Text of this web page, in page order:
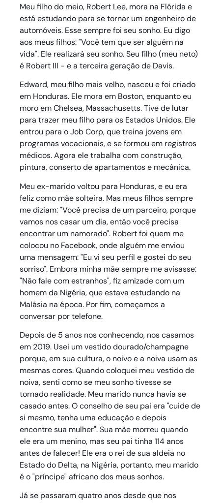
Meu filho do meio, Robert Lee, mora na Flórida e
está estudando para se tornar um engenheiro de
automóveis. Esse sempre foi seu sonho. Eu digo
aos meus filhos: "Você tem que ser alguém na
vida". Ele realizará seu sonho. Seu filho (meu neto)
é Robert III - e a terceira geração de Davis.
Edward, meu filho mais velho, nasceu e foi criado
em Honduras. Ele mora em Boston, enquanto eu
moro em Chelsea, Massachusetts. Tive de lutar
para trazer meu filho para os Estados Unidos. Ele
entrou para o Job Corp, que treina jovens em
programas vocacionais, e se formou em registros
médicos. Agora ele trabalha com construção,
pintura, conserto de apartamentos e mecânica.
Meu ex-marido voltou para Honduras, e eu era
feliz como mãe solteira. Mas meus filhos sempre
me diziam: "Você precisa de um parceiro, porque
vamos nos casar um dia, então você precisa
encontrar um namorado". Robert foi quem me
colocou no Facebook, onde alguém me enviou
uma mensagem: "Eu vi seu perfil e gostei do seu
sorriso". Embora minha mãe sempre me avisasse:
"Não fale com estranhos", fiz amizade com um
homem da Nigéria, que estava estudando na
Malásia na época. Por fim, começamos a
conversar por telefone.
Depois de 5 anos nos conhecendo, nos casamos
em 2019. Usei um vestido dourado/champagne
porque, em sua cultura, o noivo e a noiva usam as
mesmas cores. Quando coloquei meu vestido de
noiva, senti como se meu sonho tivesse se
tornado realidade. Meu marido nunca havia se
casado antes. O conselho de seu pai era "cuide de
si mesmo, tenha uma educação e depois
encontre sua mulher". Sua mãe morreu quando
ele era um menino, mas seu pai tinha 114 anos
antes de falecer! Ele era o rei de sua aldeia no
Estado do Delta, na Nigéria, portanto, meu marido
é o "príncipe" africano dos meus sonhos.
Já se passaram quatro anos desde que nos